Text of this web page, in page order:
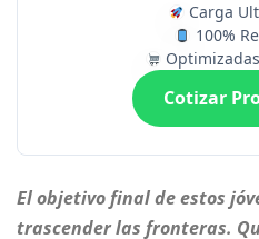
Carga
100%
Cotizar
El objetivo final de estos
trascender las fronteras.